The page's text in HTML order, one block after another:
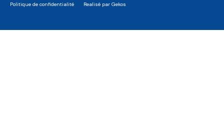
Politique de confidentialité Realisé par Gekos